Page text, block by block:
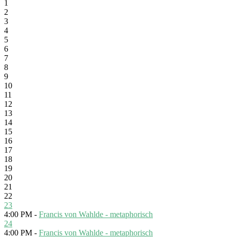
1
2
3
4
5
6
7
8
9
10
11
12
13
14
15
16
17
18
19
20
21
22
23
4:00 PM - Francis von Wahlde - metaphorisch
24
4:00 PM - Francis von Wahlde - metaphorisch